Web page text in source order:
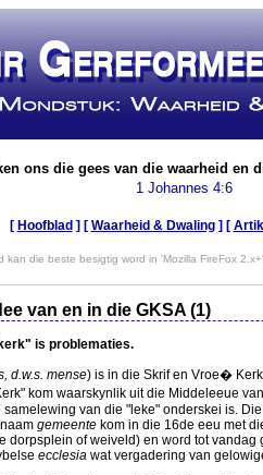
ons die gees van die waarheid en
1 Johannes 4:6
[ Hoofblad ] [ Waarheid & Dwaling] [
kan die beste besigtig word in 'Mozilla FireFox
van en in die GKSA (1)
is problematies.
d.w.s. mense) is in die Skrif en Vroe�
kom waarskynlik uit die Middeleeue van
van die "leke" onderskei is.
gemeente kom in die 16de eeu met
dorpsplein of weiveld) en word tot vandag
ecclesia wat vergadering van